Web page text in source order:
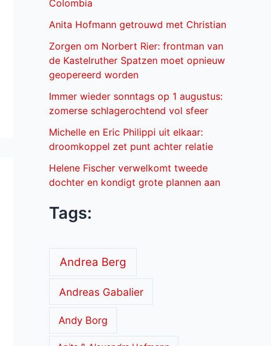
Colombia
Anita Hofmann getrouwd met Christian
Zorgen om Norbert Rier: frontman van
de Kastelruther Spatzen moet opnieuw
geopereerd worden
Immer wieder sonntags op 1 augustus:
zomerse schlagerochtend vol sfeer
Michelle en Eric Philippi uit elkaar:
droomkoppel zet punt achter relatie
Helene Fischer verwelkomt tweede
dochter en kondigt grote plannen aan
Tags:
Andrea Berg
Andreas Gabalier
Andy Borg